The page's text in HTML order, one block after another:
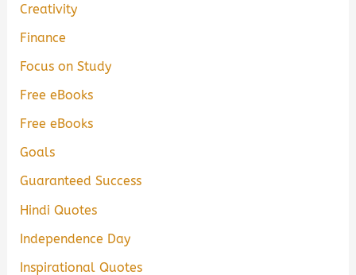
Creativity
Finance
Focus on Study
Free eBooks
Free eBooks
Goals
Guaranteed Success
Hindi Quotes
Independence Day
Inspirational Quotes